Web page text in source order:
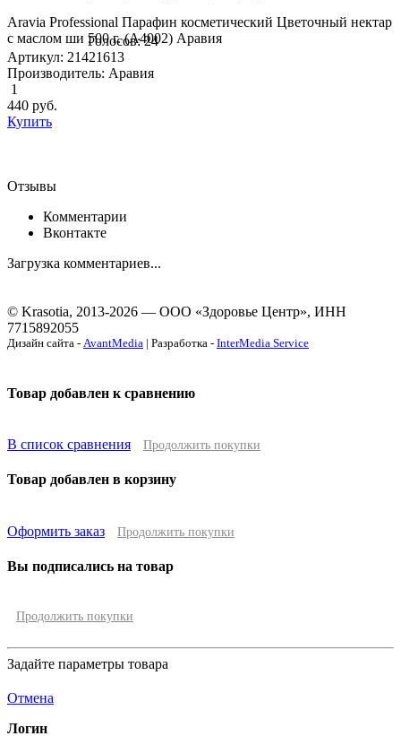
Aravia Professional Парафин косметический Цветочный нектар
с маслом ши 500 г. (А4002) Аравия
Голосов: 24
Артикул: 21421613
Производитель: Аравия
1
440 руб.
Купить
Отзывы
Комментарии
Вконтакте
Загрузка комментариев...
© Krasotia, 2013-2026 — ООО «Здоровье Центр», ИНН
7715892055
Дизайн сайта - AvantMedia | Разработка - InterMedia Service
Товар добавлен к сравнению
В список сравнения Продолжить покупки
Товар добавлен в корзину
Оформить заказ Продолжить покупки
Вы подписались на товар
Продолжить покупки
Задайте параметры товара
Отмена
Логин